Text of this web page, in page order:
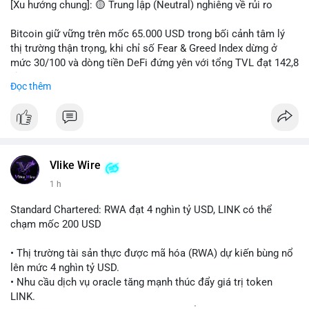
[Xu hướng chung]: 🟡 Trung lập (Neutral) nghiêng về rủi ro
Bitcoin giữ vững trên mốc 65.000 USD trong bối cảnh tâm lý
thị trường thận trọng, khi chỉ số Fear & Greed Index dừng ở
mức 30/100 và dòng tiền DeFi đứng yên với tổng TVL đạt 142,8
tăng gần 3% khi Iran-Oman hứa mở lại eo Hormuz, giảm lo ngại
lớn khác. Đáng chú ý, thanh lý Short chiếm tới 81,7% tổng 35,7
triệu USD thanh lý trong 24h, cho thấy phe bán đang yếu thế.
- DeFi & Công nghệ: Standard Chartered dự báo thị trường RWA
sẽ bùng nổ lên 4 nghìn tỷ USD, kéo theo giá trị token LINK có
hoàn tất thương vụ mua lại startup stablecoin BVNK trị giá 1,8
tỷ USD, đánh dấu bước tiến lớn trong thanh toán số.
- Quy định & Pháp lý: FCA Anh đang xây dựng khung pháp lý
Đọc thêm
Vlike Wire
1 h
Standard Chartered: RWA đạt 4 nghìn tỷ USD, LINK có thể
chạm mốc 200 USD
• Thị trường tài sản thực được mã hóa (RWA) dự kiến bùng nổ
lên mức 4 nghìn tỷ USD.
• Nhu cầu dịch vụ oracle tăng mạnh thúc đẩy giá trị token
LINK.